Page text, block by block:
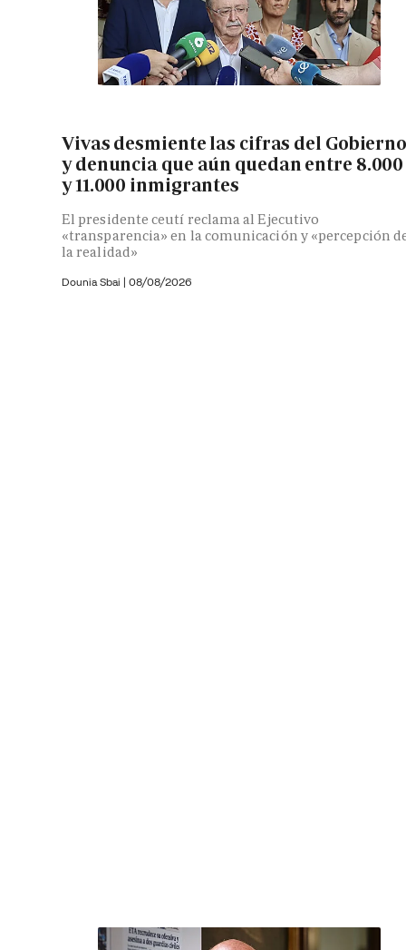
Vivas desmiente las cifras del
y denuncia que aún quedan entre 8.000
y 11.000 inmigrantes
El presidente ceutí reclama al Ejecutivo
«transparencia» en la comunicación y «percepción
la realidad»
Dounia Sbai | 08/08/2026